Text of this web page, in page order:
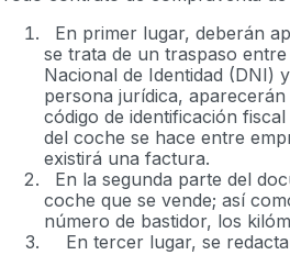
En primer lugar, deberán
se trata de un traspaso
Nacional de Identidad (DNI)
persona jurídica,
código de identificación
del coche se hace entre
existirá una factura.
En la segunda parte del
coche que se vende; así
número de bastidor, los
En tercer lugar, se